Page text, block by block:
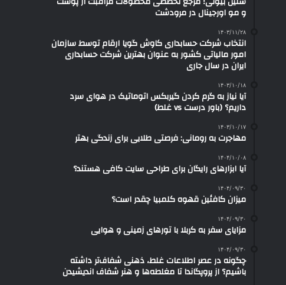
و مو اورجینال در مرودشت
۱۴۰۳/۱۱/۲۸
انتخاب شرکت حسابداری کاوش گویا ارقام توسط سازمان
امور مالیاتی کشور به عنوان بهترین شرکت حسابداری
ایران در سال جاری
۱۴۰۳/۱۰/۱۸
آیا نیاز به گرم کردن گیربکس اتوماتیک در هوای سرد
داریم؟ (باور درست vs غلط)
۱۴۰۳/۱۰/۱۷
مهاجرت به رومانی: فرصتی طلایی برای زندگی بهتر
۱۴۰۴/۱۰/۰۸
آیا ابزارهای رایگان برای طراحی سایت کافی هستند؟
۱۴۰۴/۰۹/۳۰
میزان کافئین قهوه کلمبیا چقدر است؟
۱۴۰۴/۰۹/۳۰
مزایای سفر به کربلا با تورهای زمینی و هوایی
۱۴۰۴/۰۹/۳۰
چگونه در عصر اطلاعات غلط، ذهنی شفاف‌تر داشته
باشیم؟ از پروپگاندا تا مغلطه‌ها و هنر شفاف اندیشیدن